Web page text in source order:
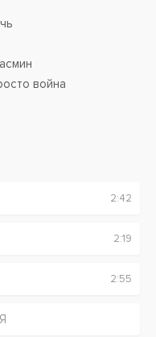
война
2:42
2:19
2:55